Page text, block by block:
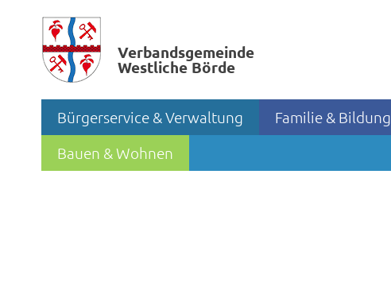
Verbands­gemeinde
Westliche Börde
Bürgerservice & Verwaltung Familie & Bildung
Bauen & Wohnen